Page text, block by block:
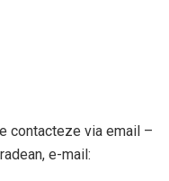
contacteze via email –
e-mail: